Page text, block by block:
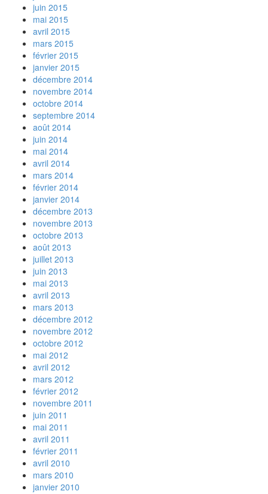
juin 2015
mai 2015
avril 2015
mars 2015
février 2015
janvier 2015
décembre 2014
novembre 2014
octobre 2014
septembre 2014
août 2014
juin 2014
mai 2014
avril 2014
mars 2014
février 2014
janvier 2014
décembre 2013
novembre 2013
octobre 2013
août 2013
juillet 2013
juin 2013
mai 2013
avril 2013
mars 2013
décembre 2012
novembre 2012
octobre 2012
mai 2012
avril 2012
mars 2012
février 2012
novembre 2011
juin 2011
mai 2011
avril 2011
février 2011
avril 2010
mars 2010
janvier 2010